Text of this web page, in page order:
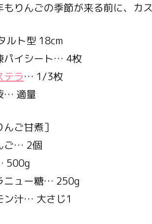
もりんごの季節が来る前に、カ
ルト型 18cm
パイシート… 4枚
テラ… 1/3枚
… 適量
んご甘煮］
ご… 2個
500g
ニュー糖… 250g
ン汁… 大さじ1